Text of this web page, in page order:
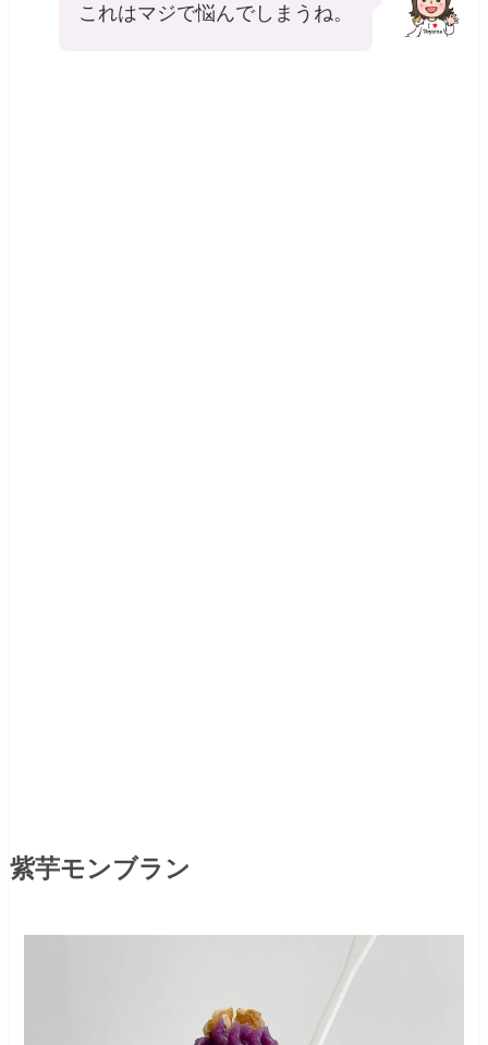
これはマジで悩んでしまうね。
紫芋モンブラン